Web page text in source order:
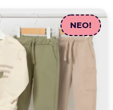
NEO!